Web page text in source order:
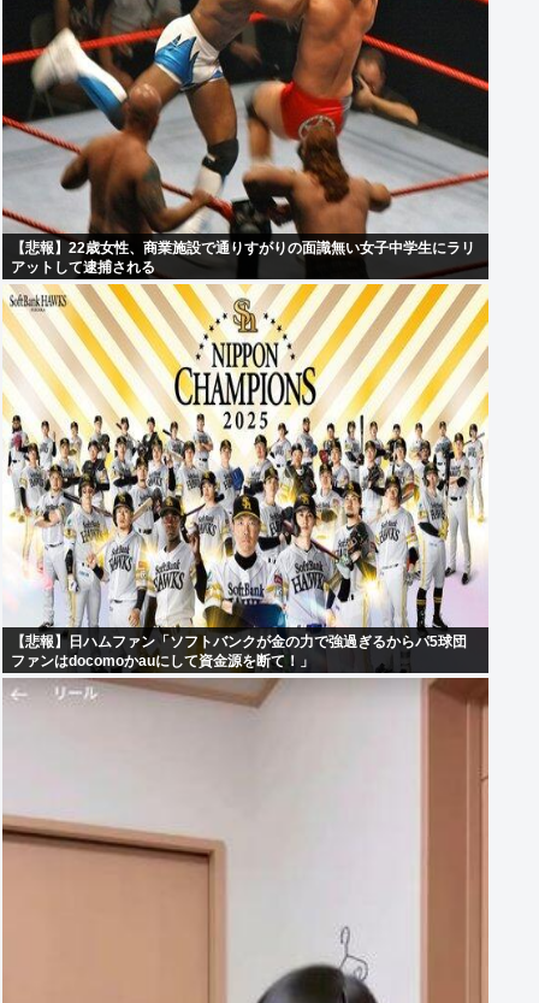
【悲報】22歳女性、商業施設で通りすがりの面識無い女子中学生にラリ
アットして逮捕される
【悲報】日ハムファン「ソフトバンクが金の力で強過ぎるからパ5球団
ファンはdocomoかauにして資金源を断て！」